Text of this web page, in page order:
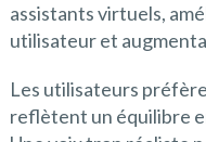
assistants virtuels,
utilisateur et
Les utilisateurs
reflètent un équilibre